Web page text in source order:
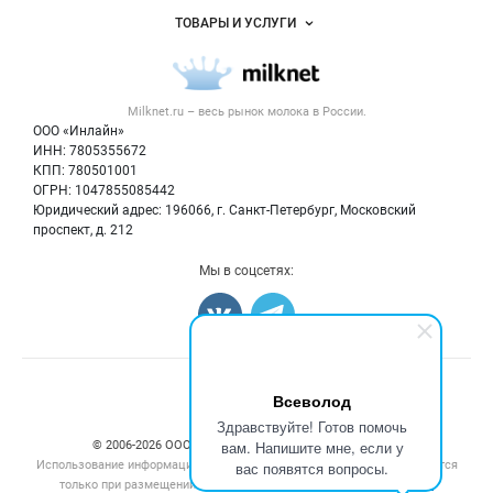
Всеволод
Здравствуйте! Готов помочь
вам. Напишите мне, если у
вас появятся вопросы.
Milknet.ru – весь рынок молокав России.
ООО «Инлайн»
ИНН: 7805355672
КПП: 780501001
ОГРН: 1047855085442
Юридический адрес: 196066, г. Санкт-Петербург, Московский
проспект, д. 212
Размещение рекламы
Публичная оферта
Контактная информация
Политика обработки персональных данных
Объявления
Новости рынка
ТОВАРЫ И УСЛУГИ
Молочная продукция
Вторичное сырье
Оборудование
Мы в соцсетях:
Счетчики, авторское право, логотипы
© 2006‑2026 ООО “Инлайн”. 12+ Все права защищены.
Использование информации, размещенной на данном сайте, допускается
только при размещении активной гиперссылки на сайт
milknet.ru